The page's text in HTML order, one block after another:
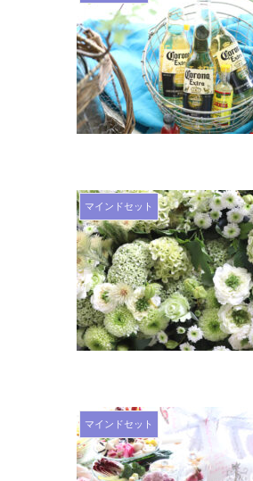
マインドセット
マインドセット